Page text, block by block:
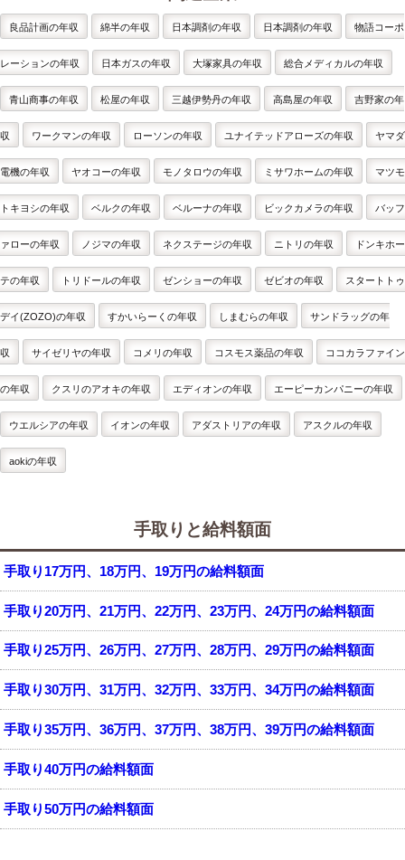
良品計画の年収 綿半の年収 日本調剤の年収 日本調剤の年収 物語コーポ
レーションの年収 日本ガスの年収 大塚家具の年収 総合メディカルの年収
青山商事の年収 松屋の年収 三越伊勢丹の年収 高島屋の年収 吉野家の年
収 ワークマンの年収 ローソンの年収 ユナイテッドアローズの年収 ヤマダ
電機の年収 ヤオコーの年収 モノタロウの年収 ミサワホームの年収 マツモ
トキヨシの年収 ベルクの年収 ベルーナの年収 ビックカメラの年収 バッフ
ァローの年収 ノジマの年収 ネクステージの年収 ニトリの年収 ドンキホー
テの年収 トリドールの年収 ゼンショーの年収 ゼビオの年収 スタートトゥ
デイ(ZOZO)の年収 すかいらーくの年収 しまむらの年収 サンドラッグの年
収 サイゼリヤの年収 コメリの年収 コスモス薬品の年収 ココカラファイン
の年収 クスリのアオキの年収 エディオンの年収 エーピーカンパニーの年収
ウエルシアの年収 イオンの年収 アダストリアの年収 アスクルの年収
aokiの年収
手取りと給料額面
手取り17万円、18万円、19万円の給料額面
手取り20万円、21万円、22万円、23万円、24万円の給料額面
手取り25万円、26万円、27万円、28万円、29万円の給料額面
手取り30万円、31万円、32万円、33万円、34万円の給料額面
手取り35万円、36万円、37万円、38万円、39万円の給料額面
手取り40万円の給料額面
手取り50万円の給料額面